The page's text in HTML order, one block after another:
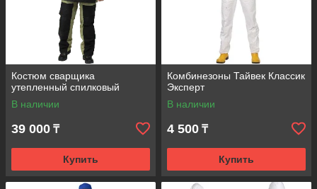
Костюм сварщика
утепленный спилковый
В наличии
39 000 ₸
Купить
Комбинезоны Тайвек Классик
Эксперт
В наличии
4 500 ₸
Купить